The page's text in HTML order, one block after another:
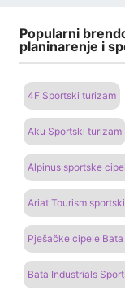
Popularni
planinarenje i
4F Sportski turizam
Aku Sportski turizam
Alpinus sportske
Ariat Tourism
Pješačke cipele
Bata Industrials